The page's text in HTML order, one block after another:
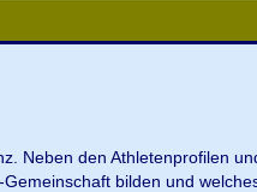
Neben den Athletenprofilen
bilden und